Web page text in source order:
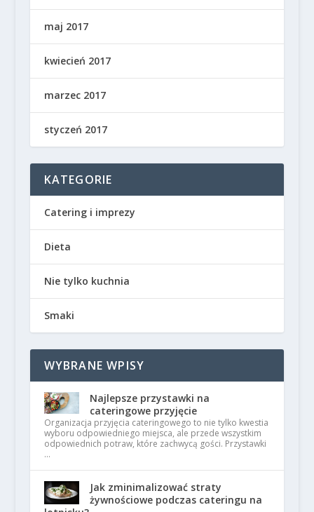
maj 2017
kwiecień 2017
marzec 2017
styczeń 2017
KATEGORIE
Catering i imprezy
Dieta
Nie tylko kuchnia
Smaki
WYBRANE WPISY
Najlepsze przystawki na
cateringowe przyjęcie
Organizacja przyjęcia cateringowego to nie tylko kwestia
wyboru odpowiedniego miejsca, ale przede wszystkim
odpowiednich potraw, które zachwycą gości. Przystawki
…
Jak zminimalizować straty
żywnościowe podczas cateringu na